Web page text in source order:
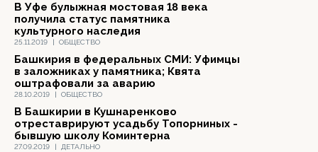
25.11.2019 | ОБЩЕСТВО
В Уфе булыжная мостовая 18 века
получила статус памятника
культурного наследия
28.10.2019 | ОБЩЕСТВО
Башкирия в федеральных СМИ: Уфимцы
в заложниках у памятника; Квята
оштрафовали за аварию
27.09.2019 | ДЕТАЛЬНО
В Башкирии в Кушнаренково
отреставрируют усадьбу Топорниных -
бывшую школу Коминтерна